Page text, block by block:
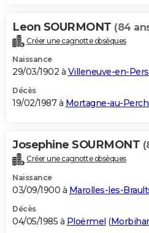
Leon SOURMONT (84
Créer une cagnotte obsèques
Naissance
29/03/1902 à Villeneuve-en-
Décès
19/02/1987 à Mortagne-au-
Josephine SOURMONT
Créer une cagnotte obsèques
Naissance
03/09/1900 à Marolles-les-
Décès
04/05/1985 à Ploërmel (